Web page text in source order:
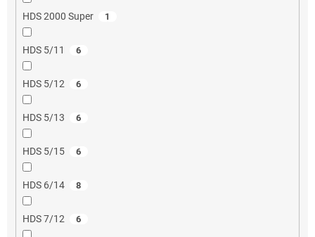
HDS 2000 Super 1
HDS 5/11 6
HDS 5/12 6
HDS 5/13 6
HDS 5/15 6
HDS 6/14 8
HDS 7/12 6